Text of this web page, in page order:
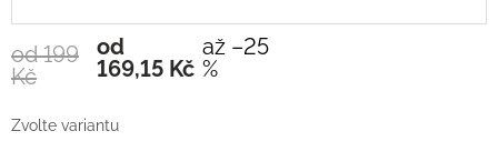
od 199
Kč
až –25
%
od
169,15 Kč Měrná
cena:
Zvolte variantu